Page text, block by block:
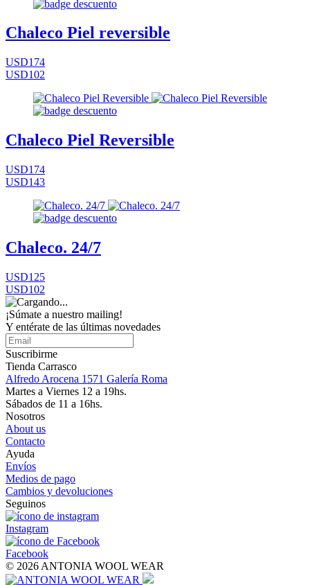
Chaleco Piel reversible
USD174
USD102
Chaleco Piel Reversible
USD174
USD143
Chaleco. 24/7
USD125
USD102
¡Súmate a nuestro mailing!
Y entérate de las últimas novedades
Suscribirme
Tienda Carrasco
Alfredo Arocena 1571 Galería Roma
Martes a Viernes 12 a 19hs.
Sábados de 11 a 16hs.
Nosotros
About us
Contacto
Ayuda
Envíos
Medios de pago
Cambios y devoluciones
Seguinos
Instagram
Facebook
© 2026 ANTONIA WOOL WEAR